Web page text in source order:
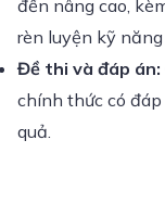
đến nâng cao,
rèn luyện kỹ
Đề thi và đáp án:
chính thức có
quả.